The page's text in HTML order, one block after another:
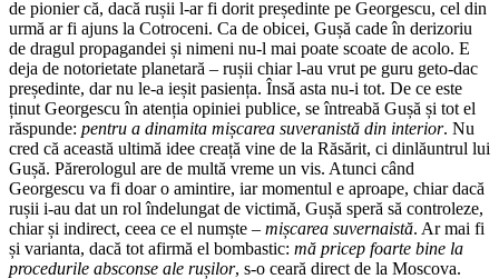
de pionier că, dacă rușii l-ar fi dorit președinte pe Georgescu, cel din
urmă ar fi ajuns la Cotroceni. Ca de obicei, Gușă cade în derizoriu
de dragul propagandei și nimeni nu-l mai poate scoate de acolo. E
deja de notorietate planetară – rușii chiar l-au vrut pe guru geto-dac
președinte, dar nu le-a ieșit pasiența. Însă asta nu-i tot. De ce este
ținut Georgescu în atenția opiniei publice, se întreabă Gușă și tot el
răspunde: pentru a dinamita mișcarea suveranistă din interior. Nu
cred că această ultimă idee creață vine de la Răsărit, ci dinlăuntrul lui
Gușă. Părerologul are de multă vreme un vis. Atunci când
Georgescu va fi doar o amintire, iar momentul e aproape, chiar dacă
rușii i-au dat un rol îndelungat de victimă, Gușă speră să controleze,
chiar și indirect, ceea ce el numște – mișcarea suvernaistă. Ar mai fi
și varianta, dacă tot afirmă el bombastic: mă pricep foarte bine la
procedurile absconse ale rușilor, s-o ceară direct de la Moscova.